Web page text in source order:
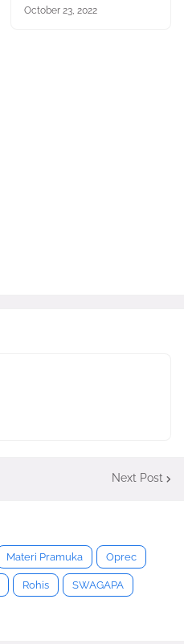
October 23, 2022
Next Post
Materi Pramuka Oprec
Rohis SWAGAPA